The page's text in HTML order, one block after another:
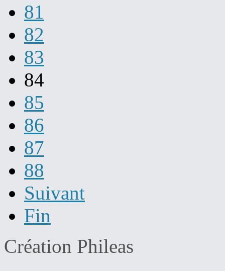
81
82
83
84
85
86
87
88
Suivant
Fin
Création Phileas